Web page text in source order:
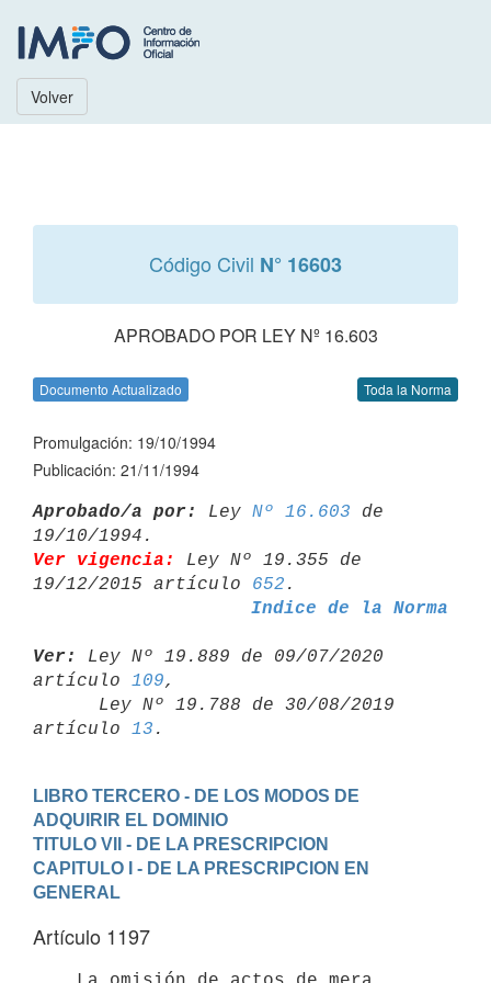
Volver
Código Civil N° 16603
APROBADO POR LEY Nº 16.603
Documento Actualizado Toda la Norma
Promulgación: 19/10/1994
Publicación: 21/11/1994
Aprobado/a por: Ley Nº 16.603 de
Ver vigencia:
Ley Nº 19.355 de
19/12/2015 artículo 652
Indice de la Norma
Ver:
Ley Nº 19.889 de 09/07/2020
artículo 109,
artículo 13
LIBRO TERCERO - DE LOS MODOS DE
ADQUIRIR EL DOMINIO
TITULO VII - DE LA PRESCRIPCION
CAPITULO I - DE LA PRESCRIPCION EN
GENERAL
Artículo 1197